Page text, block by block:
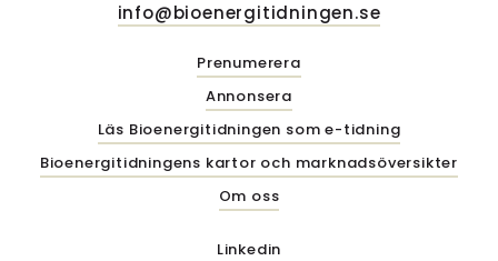
info@bioenergitidningen.se
Prenumerera
Annonsera
Läs Bioenergitidningen som e-tidning
Bioenergitidningens kartor och marknadsöversikter
Om oss
Linkedin